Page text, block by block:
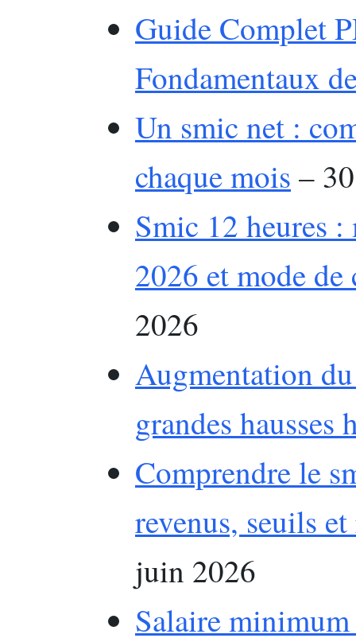
Guide Complet
Fondamentaux
Un smic net :
chaque mois –
Smic 12 heures
2026 et mode
2026
Augmentation
grandes hausses
Comprendre le
revenus, seuils
juin 2026
Salaire